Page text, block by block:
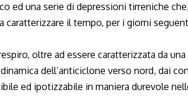
ed una serie di depressioni tirreniche
caratterizzare il tempo, per i giorni
oltre ad essere caratterizzata da
dell’anticiclone verso nord, dai
ed ipotizzabile in maniera durevole